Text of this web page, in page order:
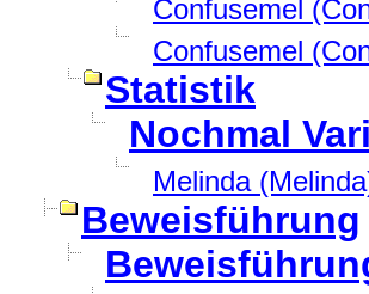
Confusemel
Confusemel
Statistik
Nochmal
Melinda
Beweisführung